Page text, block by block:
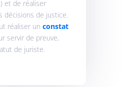
et de réaliser
décisions de justice.
réaliser un constat
servir de preuve,
de juriste.